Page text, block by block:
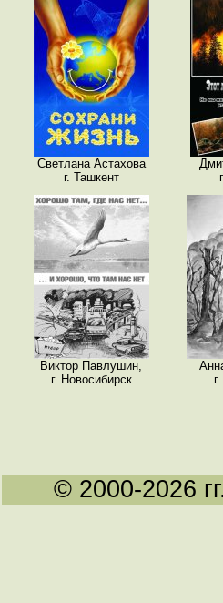
Светлана Астахова
г. Ташкент
Виктор Павлушин,
г. Новосибирск
© 2000-2026 гг.